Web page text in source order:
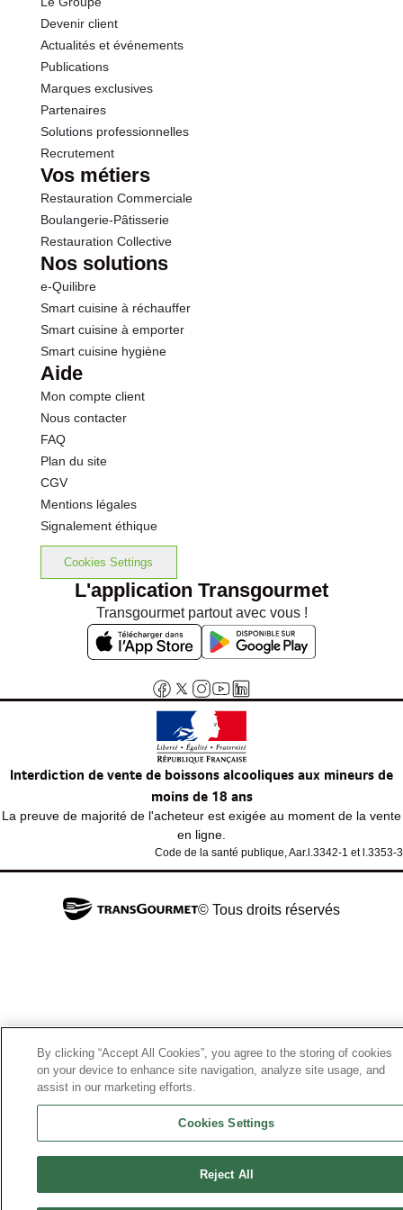
Devenir client
Actualités et événements
Publications
Marques exclusives
Partenaires
Solutions professionnelles
Recrutement
Vos métiers
Restauration Commerciale
Boulangerie-Pâtisserie
Restauration Collective
Nos solutions
e-Quilibre
Smart cuisine à réchauffer
Smart cuisine à emporter
Smart cuisine hygiène
Aide
Mon compte client
Nous contacter
FAQ
Plan du site
CGV
Mentions légales
Signalement éthique
Cookies Settings
L'application Transgourmet
Transgourmet partout avec vous !
Interdiction de vente de boissons alcooliques aux mineurs de
moins de 18 ans
La preuve de majorité de l'acheteur est exigée au moment de la vente
en ligne.
Code de la santé publique, Aar.l.3342-1 et l.3353-3
© Tous droits réservés
By clicking “Accept All Cookies”, you agree to the storing of cookies
on your device to enhance site navigation, analyze site usage, and
assist in our marketing efforts.
Cookies Settings
Reject All